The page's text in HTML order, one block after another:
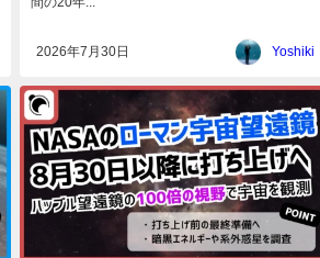
2026年7月30日 Yoshiki